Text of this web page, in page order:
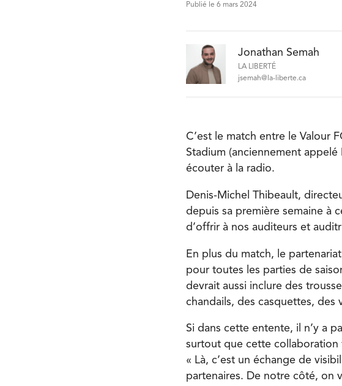
Publié le 6 mars 2024
Jonathan Semah
LA LIBERTÉ
jsemah@la-liberte.ca
C’est le match entre le Valour
Stadium (anciennement
écouter à la radio.
Denis-Michel Thibeault,
depuis sa première semaine à
d’offrir à nos auditeurs et
En plus du match, le
pour toutes les parties de
devrait aussi inclure des
chandails, des casquettes, des
Si dans cette entente, il n’y a
surtout que cette collaboration
« Là, c’est un échange de
partenaires. De notre côté, on